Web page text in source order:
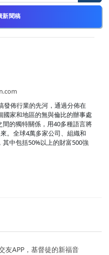
新聞稿
發佈行業的先河，通過分佈在
家和地區的無與倫比的辦事處
的獨特關係，用40多種語言將
。全球4萬多家公司、組織和
中包括50%以上的財富500強
友APP，基督徒的新福音